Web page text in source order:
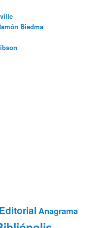
Biedma
Anagrama